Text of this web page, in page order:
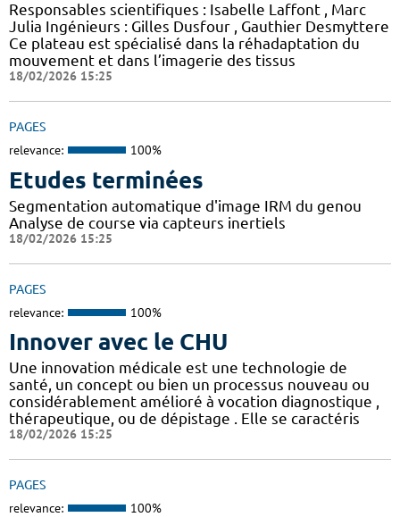
Responsables scientifiques : Isabelle Laffont , Marc
Julia Ingénieurs : Gilles Dusfour , Gauthier Desmyttere
Ce plateau est spécialisé dans la réhadaptation du
mouvement et dans l’imagerie des tissus
18/02/2026 15:25
PAGES
relevance: 100%
Etudes terminées
Segmentation automatique d'image IRM du genou
Analyse de course via capteurs inertiels
18/02/2026 15:25
PAGES
relevance: 100%
Innover avec le CHU
Une innovation médicale est une technologie de
santé, un concept ou bien un processus nouveau ou
considérablement amélioré à vocation diagnostique ,
thérapeutique, ou de dépistage . Elle se caractéris
18/02/2026 15:25
PAGES
relevance: 100%